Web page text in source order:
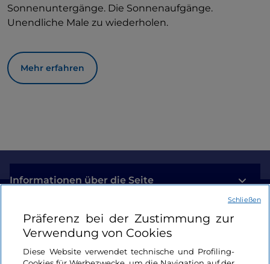
Sonnenuntergänge. Die Sonnenaufgänge.
Unendliche Male zu wiederholen.
Mehr erfahren
Informationen über die Seite
Nützliche Links
Login
Präferenz bei der Zustimmung zur
Verwendung von Cookies
Diese Website verwendet technische und Profiling-
Schließen